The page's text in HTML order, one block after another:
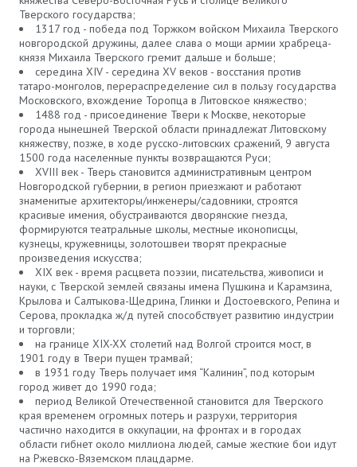
Тверского государства;
1317 год - победа под Торжком войском Михаила Тверского
новгородской дружины, далее слава о мощи армии храбреца-
князя Михаила Тверского гремит дальше и больше;
середина XIV - середина XV веков - восстания против
татаро-монголов, перераспределение сил в пользу государства
Московского, вхождение Торопца в Литовское княжество;
1488 год - присоединение Твери к Москве, некоторые
города нынешней Тверской области принадлежат Литовскому
княжеству, позже, в ходе русско-литовских сражений, 9 августа
1500 года населенные пункты возвращаются Руси;
XVIII век - Тверь становится административным центром
Новгородской губернии, в регион приезжают и работают
знаменитые архитекторы/инженеры/садовники, строятся
красивые имения, обустраиваются дворянские гнезда,
формируются театральные школы, местные иконописцы,
кузнецы, кружевницы, золотошвеи творят прекрасные
произведения искусства;
XIX век - время расцвета поэзии, писательства, живописи и
науки, с Тверской землей связаны имена Пушкина и Карамзина,
Крылова и Салтыкова-Щедрина, Глинки и Достоевского, Репина и
Серова, прокладка ж/д путей способствует развитию индустрии
и торговли;
на границе XIX-XX столетий над Волгой строится мост, в
1901 году в Твери пущен трамвай;
в 1931 году Тверь получает имя “Калинин”, под которым
город живет до 1990 года;
период Великой Отечественной становится для Тверского
края временем огромных потерь и разрухи, территория
частично находится в оккупации, на фронтах и в городах
области гибнет около миллиона людей, самые жесткие бои идут
на Ржевско-Вяземском плацдарме.